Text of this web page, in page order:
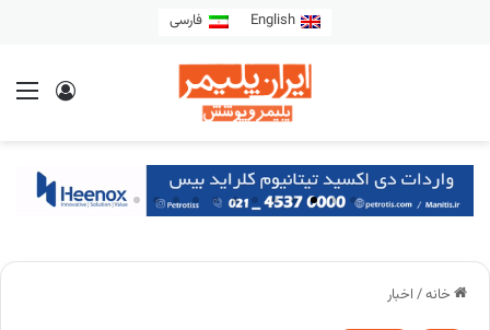
English فارسی
خانه/ اخبار